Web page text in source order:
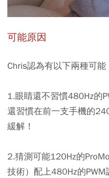
可能原因
Chris認為有以下兩種可能
1.眼睛還不習慣480Hz的
還習慣在前一支手機的
緩解！
2.猜測可能120Hz的
技術）配上480Hz的